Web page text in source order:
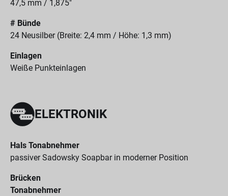
47,5 mm / 1,875"
# Bünde
24 Neusilber (Breite: 2,4 mm / Höhe: 1,3 mm)
Einlagen
Weiße Punkteinlagen
ELEKTRONIK
Hals Tonabnehmer
passiver Sadowsky Soapbar in moderner Position
Brücken
Tonabnehmer